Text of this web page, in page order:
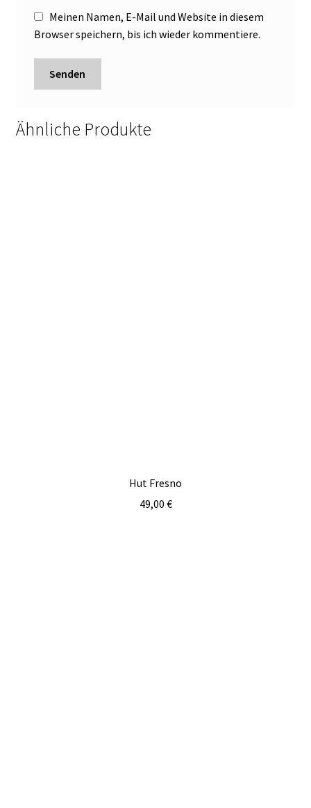
Meinen Namen, E-Mail und Website in diesem
Browser speichern, bis ich wieder kommentiere.
Ähnliche Produkte
Hut Fresno
49,00 €